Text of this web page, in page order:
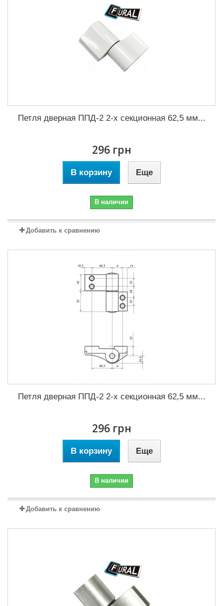
Петля дверная ППД-2 2-х секционная 62,5 мм...
296 грн
В корзину Еще
В наличии
Добавить к сравнению
Петля дверная ППД-2 2-х секционная 62,5 мм...
296 грн
В корзину Еще
В наличии
Добавить к сравнению